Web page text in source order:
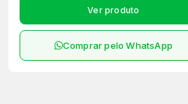
Ver produto
Comprar pelo WhatsApp